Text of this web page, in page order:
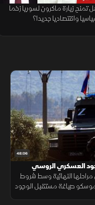
تمنح زيارة ماكرون لسوريا زخما
واقتصاديا جديدا؟
48:06
العسكري الروسي
النهائية وسط شروط
صياغة مستقبل الوجود